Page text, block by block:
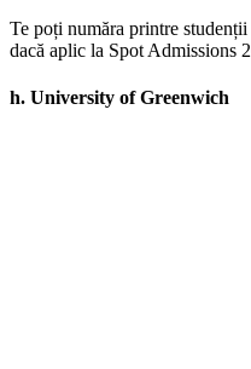
Te poți număra printre
dacă aplic la Spot Admissions
h. University of Greenwich